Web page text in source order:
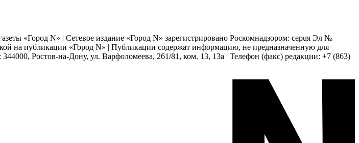
«Город N» | Сетевое издание «Город N» зарегистрировано Роскомнадзором: серuя Эл №
на публикации «Город N» | Публикации содержат информацию, не предназначенную для
Ростов-на-Дону, ул. Варфоломеева, 261/81, ком. 13, 13а | Телефон (факс) редакции: +7 (863)